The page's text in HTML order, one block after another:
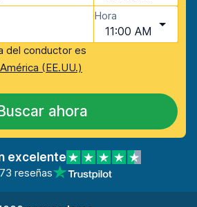
Hora
11:00 AM
del conductor es
(EE.UU.)
ahora
excelente
reseñas